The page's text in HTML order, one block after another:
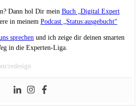
Dann hol Dir mein Buch „Digital Expert
in meinem Podcast „Status:ausgebucht“
sprechen und ich zeige dir deinen smarten
in die Experten-Liga.
redesign